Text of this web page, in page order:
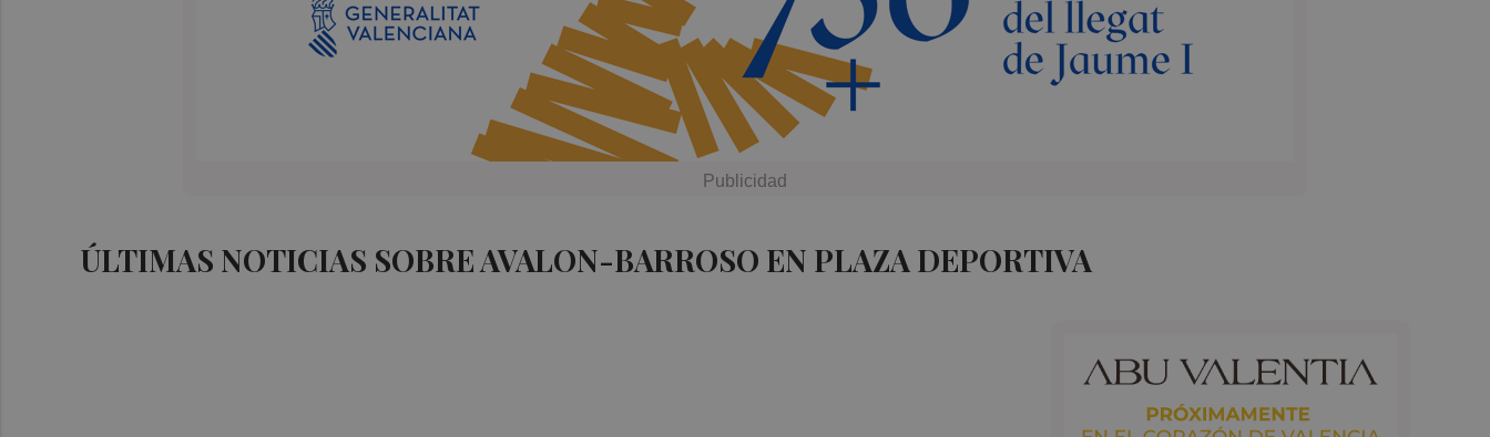
ÚLTIMAS NOTICIAS SOBRE AVALON-BARROSO EN PLAZA DEPORTIVA